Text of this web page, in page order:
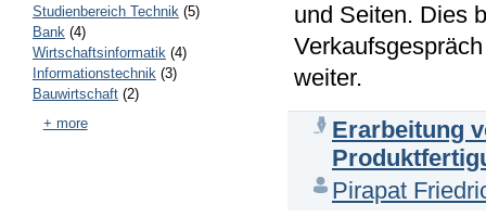
Studienbereich Technik (5)
Bank (4)
Wirtschaftsinformatik (4)
Informationstechnik (3)
Bauwirtschaft (2)
+ more
und Seiten. Dies
weiter.
Erarbeitung
Pirapat